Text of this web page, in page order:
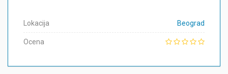
Lokacija Beograd
Ocena